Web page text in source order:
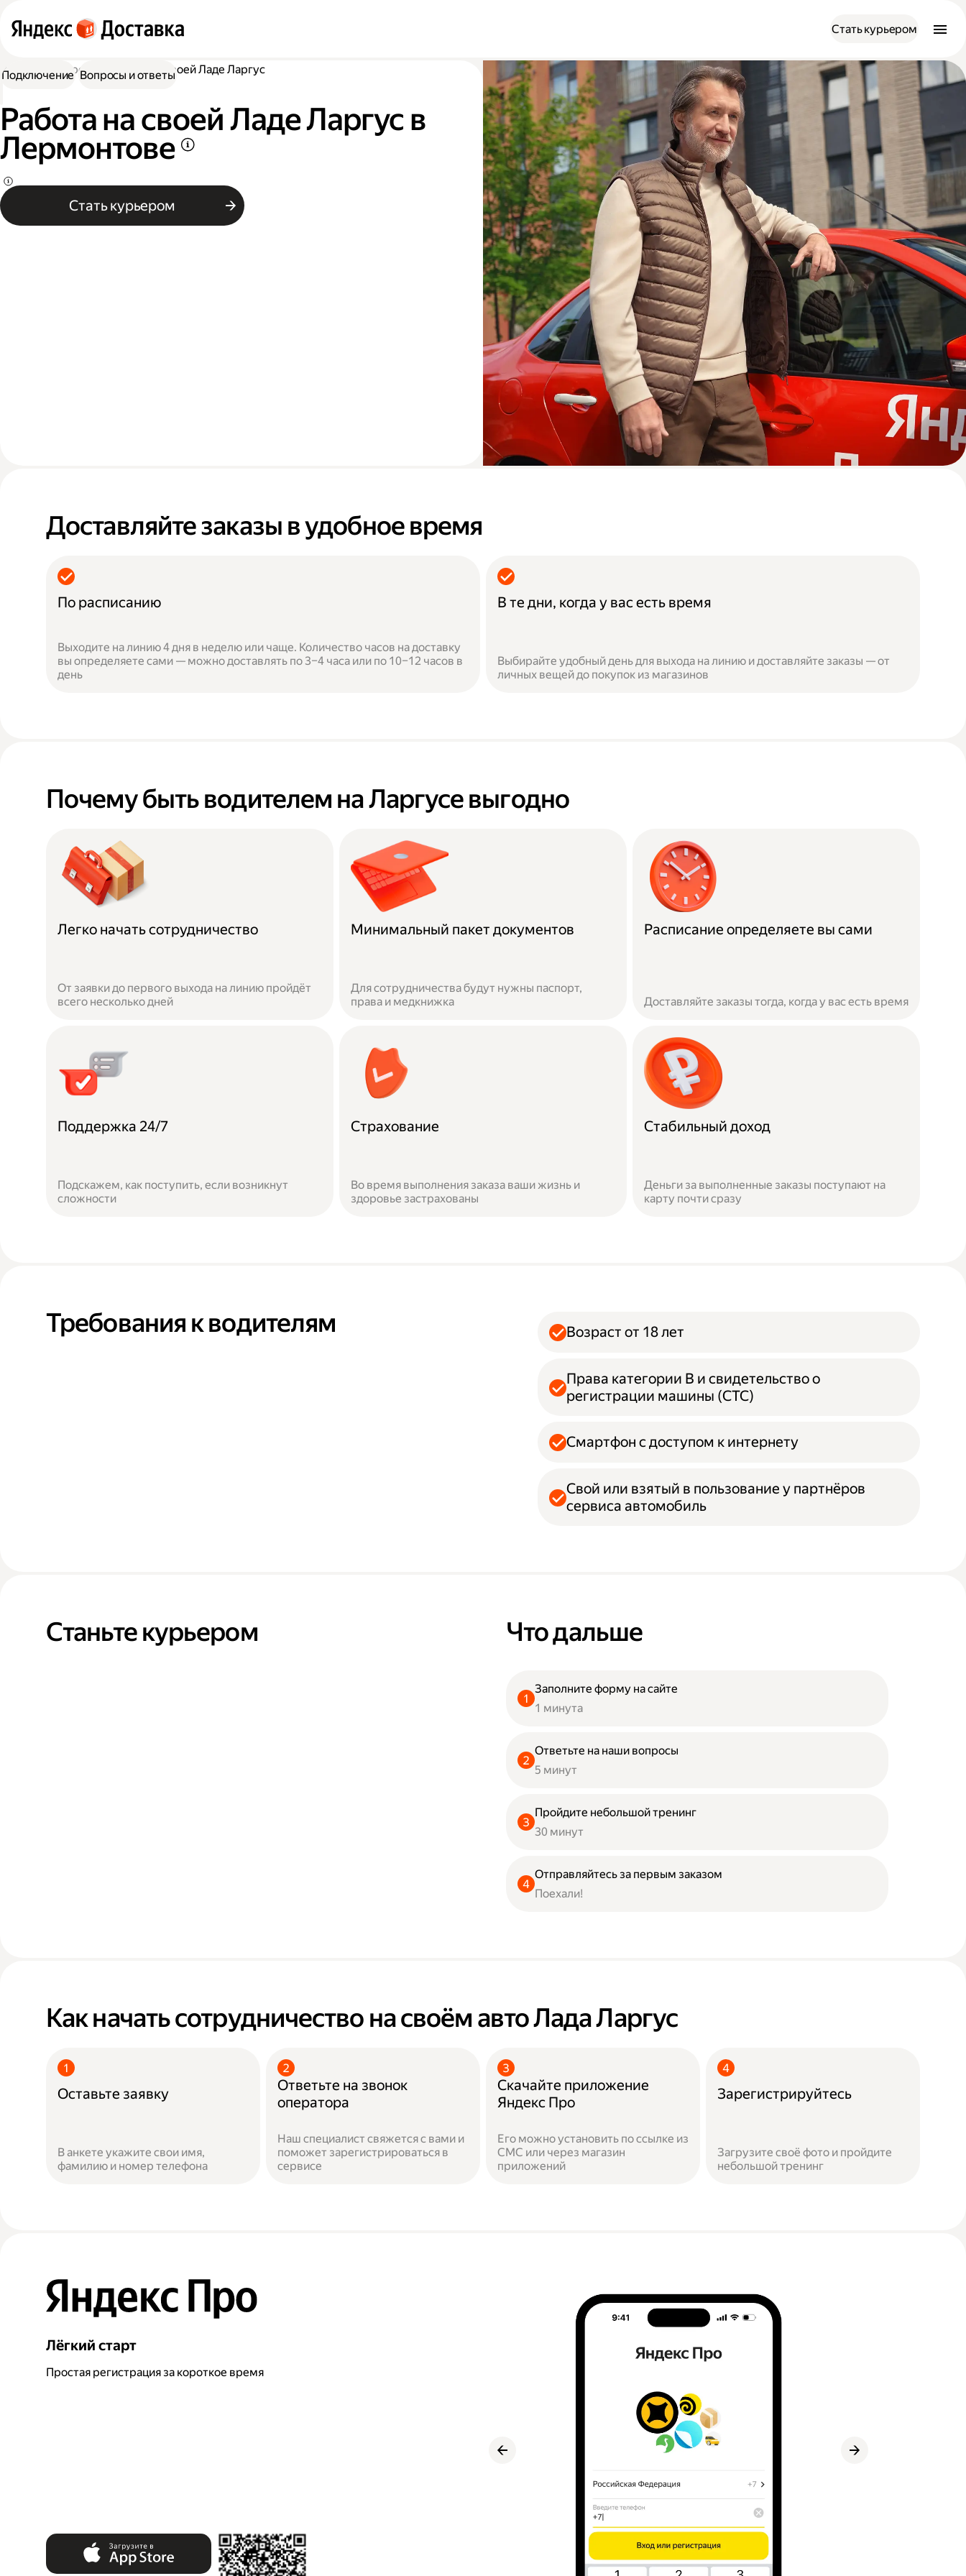
Стать курьером
Работа курьером Работа на своей Ладе Ларгус
Работа на своей Ладе Ларгус в
Лермонтове
Стать курьером
Подключение Вопросы и ответы
Доставляйте заказы в удобное время
По расписанию
Выходите на линию 4 дня в неделю или чаще. Количество часов на доставку
вы определяете сами — можно доставлять по 3–4 часа или по 10–12 часов в
день
В те дни, когда у вас есть время
Выбирайте удобный день для выхода на линию и доставляйте заказы — от
личных вещей до покупок из магазинов
Почему быть водителем на Ларгусе выгодно
Легко начать сотрудничество
От заявки до первого выхода на линию пройдёт
всего несколько дней
Минимальный пакет документов
Для сотрудничества будут нужны паспорт,
права и медкнижка
Расписание определяете вы сами
Доставляйте заказы тогда, когда у вас есть время
Поддержка 24/7
Подскажем, как поступить, если возникнут
сложности
Страхование
Во время выполнения заказа ваши жизнь и
здоровье застрахованы
Стабильный доход
Деньги за выполненные заказы поступают на
карту почти сразу
Требования к водителям Возраст от 18 лет
Права категории B и свидетельство о
регистрации машины (СТС)
Смартфон с доступом к интернету
Свой или взятый в пользование у партнёров
сервиса автомобиль
Станьте курьером Что дальше
Заполните форму на сайте
1 минута
Ответьте на наши вопросы
5 минут
Пройдите небольшой тренинг
30 минут
Отправляйтесь за первым заказом
Поехали!
Как начать сотрудничество на своём авто Лада Ларгус
Оставьте заявку
В анкете укажите свои имя,
фамилию и номер телефона
Ответьте на звонок
оператора
Наш специалист свяжется с вами и
поможет зарегистрироваться в
сервисе
Скачайте приложение
Яндекс Про
Его можно установить по ссылке из
СМС или через магазин
приложений
Зарегистрируйтесь
Загрузите своё фото и пройдите
небольшой тренинг
Лёгкий старт
Простая регистрация за короткое время